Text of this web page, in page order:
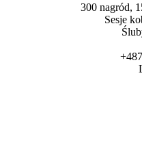
300 nagród,
Sesje